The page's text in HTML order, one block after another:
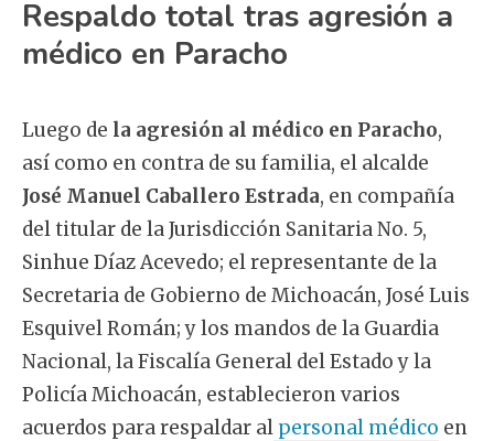
Respaldo total tras agresión a
médico en Paracho
Luego de la agresión al médico en Paracho,
así como en contra de su familia, el alcalde
José Manuel Caballero Estrada, en compañía
del titular de la Jurisdicción Sanitaria No. 5,
Sinhue Díaz Acevedo; el representante de la
Secretaria de Gobierno de Michoacán, José Luis
Esquivel Román; y los mandos de la Guardia
Nacional, la Fiscalía General del Estado y la
Policía Michoacán, establecieron varios
acuerdos para respaldar al personal médico en